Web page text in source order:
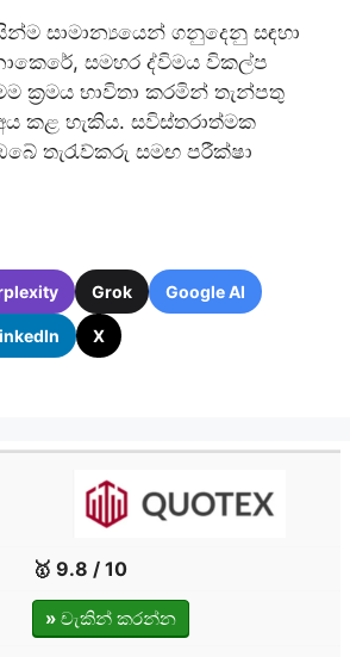
සාමාන්‍යයෙන් ගනුදෙනු සඳහා
සමහර ද්විමය විකල්ප
ක්‍රමය භාවිතා කරමින් තැන්පතු
කළ හැකිය. සවිස්තරාත්මක
තැරැව්කරු සමඟ පරීක්ෂා
Grok Google AI
X
🥇 9.8 / 10
»චැකින් කරන්න